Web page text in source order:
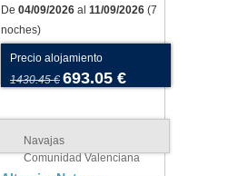
De 04/09/2026 al 11/09/2026 (7
noches)
Precio alojamiento
1430.45 € 693.05 €
Navajas
Comunidad Valenciana